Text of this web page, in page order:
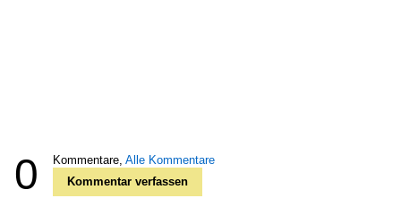
0 Kommentare, Alle Kommentare
Kommentar verfassen